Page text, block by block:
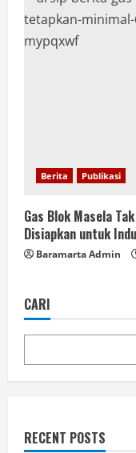
Berita Publikasi
Gas Blok Masela
Disiapkan untuk
Baramarta Admin
CARI
RECENT POSTS